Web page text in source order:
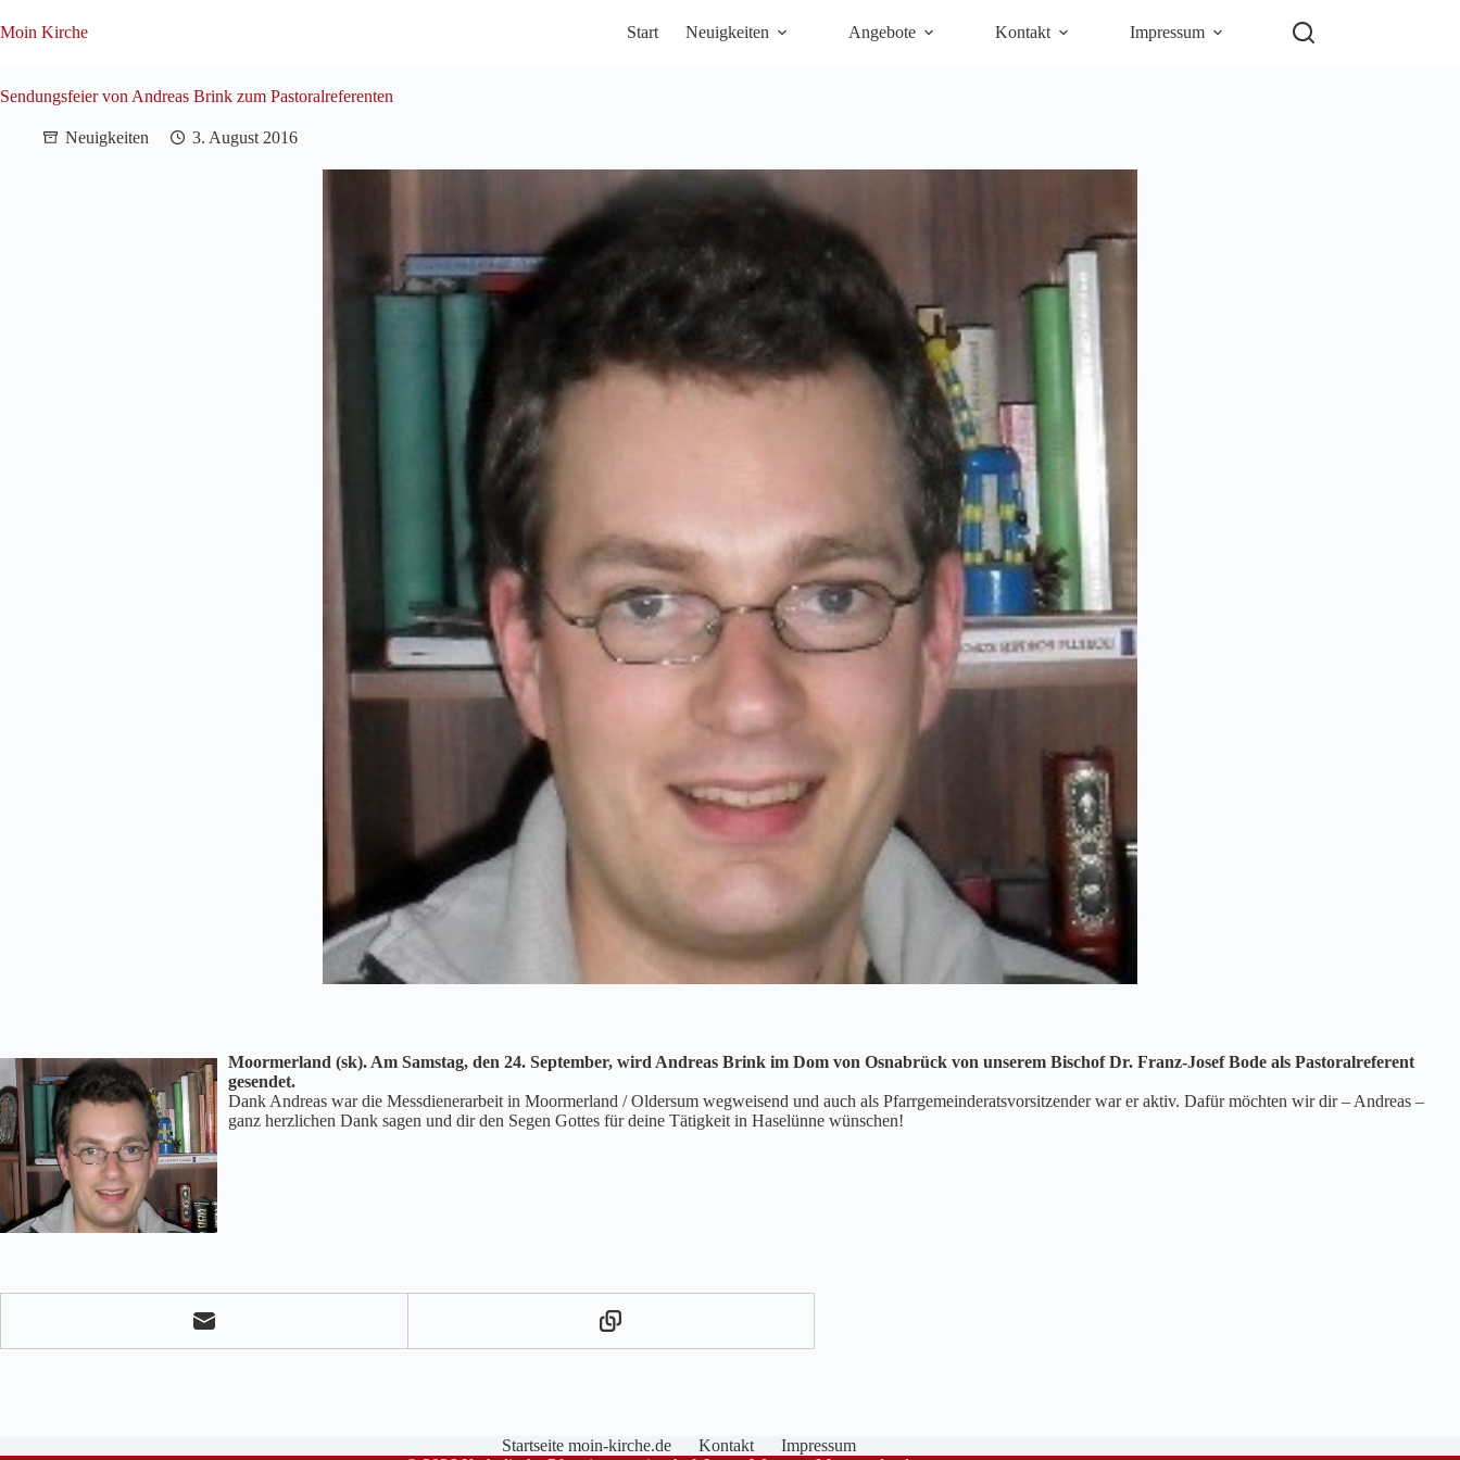
Inhalt
Moin Kirche Start Neuigkeiten Angebote Kontakt Impressum
Sendungsfeier von Andreas Brink zum Pastoralreferenten
Neuigkeiten 3. August 2016
Moormerland (sk). Am Samstag, den 24. September, wird Andreas Brink im Dom von Osnabrück von unserem Bischof Dr. Franz-Josef Bode als Pastoralreferent
gesendet.
Dank Andreas war die Messdienerarbeit in Moormerland / Oldersum wegweisend und auch als Pfarrgemeinderatsvorsitzender war er aktiv. Dafür möchten wir dir – Andreas –
ganz herzlichen Dank sagen und dir den Segen Gottes für deine Tätigkeit in Haselünne wünschen!
Startseite moin-kirche.de Kontakt
Impressum